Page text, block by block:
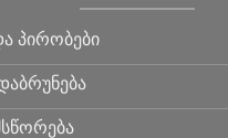
პირობები